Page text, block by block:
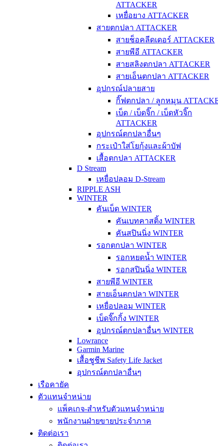
ATTACKER
เหยื่อยาง ATTACKER
สายตกปลา ATTACKER
สายช็อคลีดเดอร์ ATTACKER
สายพีอี ATTACKER
สายสลิงตกปลา ATTACKER
สายเอ็นตกปลา ATTACKER
อุปกรณ์ปลายสาย
กิ๊ฟตกปลา / ลูกหมุน
เบ็ด / เบ็ดจิ๊ก / เบ็ดหัวจิ๊ก
ATTACKER
อุปกรณ์ตกปลาอื่นๆ
กระเป๋าใส่โยกุ้งและผ้าบัฟ
เสื้อตกปลา ATTACKER
D Stream
เหยื่อปลอม D-Stream
RIPPLE ASH
WINTER
คันเบ็ด WINTER
คันเบทคาสติ้ง WINTER
คันสปินนิ่ง WINTER
รอกตกปลา WINTER
รอกหยดน้ำ WINTER
รอกสปินนิ่ง WINTER
สายพีอี WINTER
สายเอ็นตกปลา WINTER
เหยื่อปลอม WINTER
เบ็ดจิ๊กกิ้ง WINTER
อุปกรณ์ตกปลาอื่นๆ WINTER
Lowrance
Garmin Marine
เสื้อชูชีพ Safety Life Jacket
อุปกรณ์ตกปลาอื่นๆ
เรือคายัค
ตัวแทนจำหน่าย
แพ็คเกจ-สำหรับตัวแทนจำหน่าย
พนักงานฝ่ายขายประจำภาค
ติดต่อเรา